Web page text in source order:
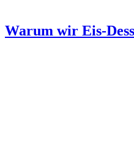
Warum wir Eis-